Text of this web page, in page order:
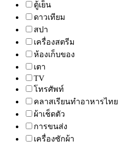
ตู้เย็น
ดาวเทียม
สปา
เครื่องสตรีม
ห้องเก็บของ
เตา
TV
โทรศัพท์
คลาสเรียนทำอาหารไทย
ผ้าเช็ดตัว
การขนส่ง
เครื่องซักผ้า